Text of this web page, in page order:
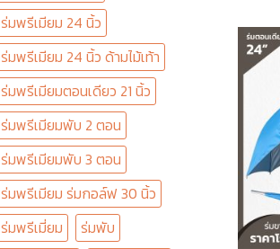
ร่มพรีเมียม 24 นิ้ว
ร่มพรีเมียม 24 นิ้ว ด้ามไม้เท้า
ร่มพรีเมียมตอนเดียว 21 นิ้ว
ร่มพรีเมียมพับ 2 ตอน
ร่มพรีเมียมพับ 3 ตอน
ร่มพรีเมียม ร่มกอล์ฟ 30 นิ้ว
ร่มพรีเมี่ยม
ร่มพับ